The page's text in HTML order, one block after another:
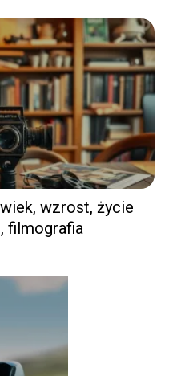
wzrost, życie
filmografia